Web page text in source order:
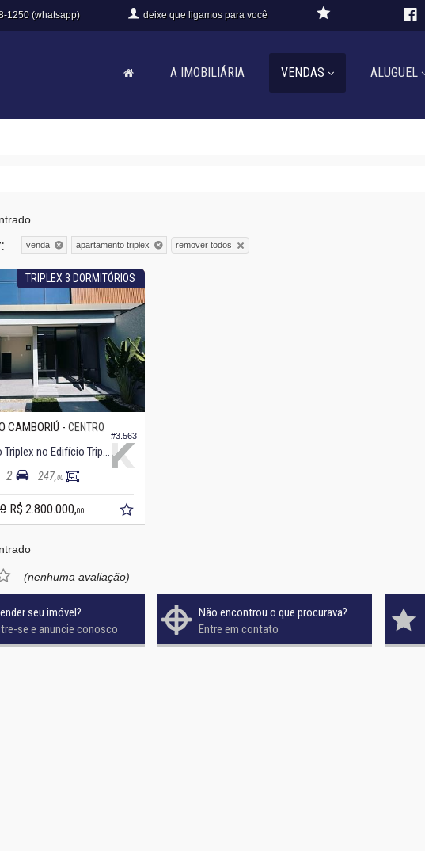
1250 (whatsapp) deixe que ligamos para você
A IMOBILIÁRIA VENDAS ALUGUEL
venda apartamento triplex remover todos
TRIPLEX 3 DORMITÓRIOS
#3.563
CAMBORIÚ - CENTRO
Apartamento Triplex no Edifício Triplex
2 247,00
R$ 2.800.000,00
(nenhuma avaliação)
seu imóvel?
se e anuncie conosco
Não encontrou o que procurava?
Entre em contato